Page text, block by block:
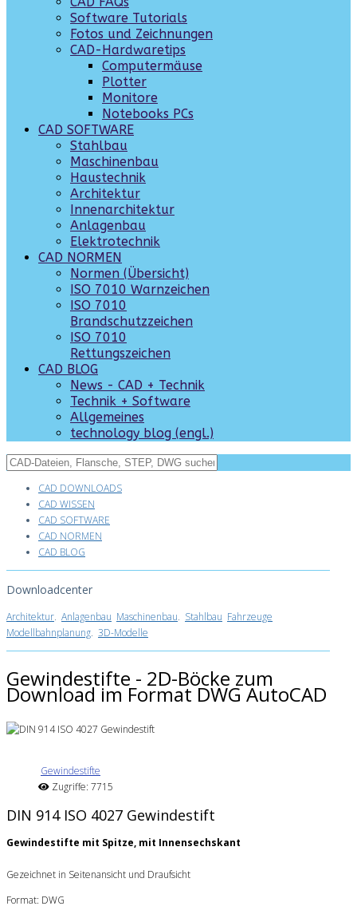
Software Tutorials
Fotos und Zeichnungen
CAD-Hardwaretips
Computermäuse
Plotter
Monitore
Notebooks PCs
CAD SOFTWARE
Stahlbau
Maschinenbau
Haustechnik
Architektur
Innenarchitektur
Anlagenbau
Elektrotechnik
CAD NORMEN
Normen (Übersicht)
ISO 7010 Warnzeichen
ISO 7010
Brandschutzzeichen
ISO 7010
Rettungszeichen
CAD BLOG
News - CAD + Technik
Technik + Software
Allgemeines
technology blog (engl.)
CAD DOWNLOADS
CAD WISSEN
CAD SOFTWARE
CAD NORMEN
CAD BLOG
Downloadcenter
Architektur. Anlagenbau Maschinenbau. Stahlbau Fahrzeuge
Modellbahnplanung. 3D-Modelle
Gewindestifte - 2D-Böcke zum
Download im Format DWG AutoCAD
Gewindestifte
Zugriffe: 7715
DIN 914 ISO 4027 Gewindestift
Gewindestifte mit Spitze, mit Innensechskant
Gezeichnet in Seitenansicht und Draufsicht
Format: DWG